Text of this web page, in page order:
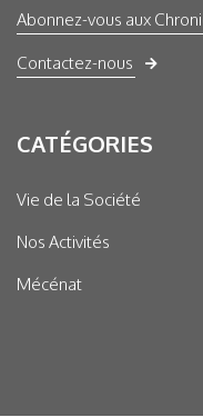
Abonnez-vous aux
Contactez-nous
CATÉGORIES
Vie de la Société
Nos Activités
Mécénat